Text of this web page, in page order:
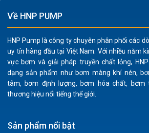
tối ưu để đáp ứng các yêu cầu khắt
nghiệp.
học cao và khả năng chống ăn
hóa chất.
Sự kết hợp giữa màng và bi làm
kháng hóa chất vượt trội, chống
kéo dài tuổi thọ hoạt động và giảm
Bơm có khả năng tự mồi mạnh
Về HNP PUMP
HNP Pump là công ty chuyên phân phối các
uy tín hàng đầu tại Việt Nam. Với nhiều năm
vực bơm và giải pháp truyền chất lỏng,
dạng sản phẩm như bơm màng khí nén,
tâm, bơm định lượng, bơm hóa chất, bơm
thương hiệu nổi tiếng thế giới.
Sản phẩm nổi bật